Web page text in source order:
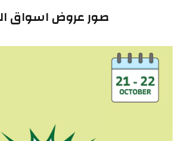
صور عروض اسواق